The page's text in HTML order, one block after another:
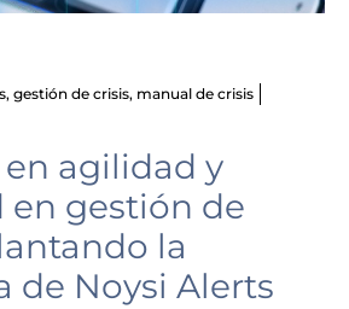
, gestión de crisis, manual de crisis
agilidad y
en gestión de
la
de Noysi Alerts